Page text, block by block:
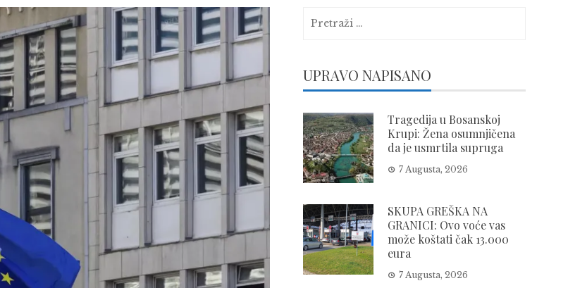
UPRAVO NAPISANO
Tragedija u Bosanskoj
Krupi: Žena osumnjičena
da je usmrtila supruga
7 Augusta, 2026
SKUPA GREŠKA NA
GRANICI: Ovo voće vas
može koštati čak 13.000
eura
7 Augusta, 2026